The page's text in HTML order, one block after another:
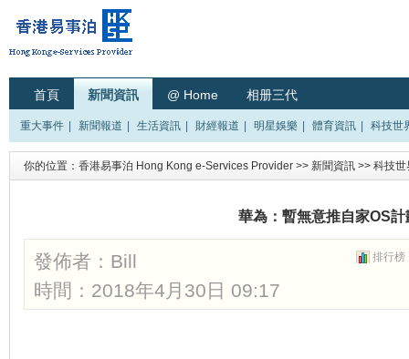
首頁 新聞資訊 @ Home 相册三代
重大事件 新聞報道 生活資訊 財經報道 明星娛樂 體育資訊 科技世
你的位置： 香港易事泊 Hong Kong e-Services Provider >> 新聞資訊 >> 科技世
華為：暫無意推自家OS計
排行榜
發佈者： Bill
時間：2018年4月30日 09:17